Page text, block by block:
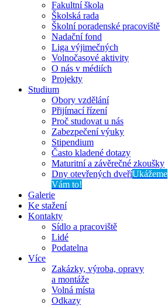
Fakultní škola
Školská rada
Školní poradenské pracoviště
Nadační fond
Liga výjimečných
Volnočasové aktivity
O nás v médiích
Projekty
Studium
Obory vzdělání
Přijímací řízení
Proč studovat u nás
Zabezpečení výuky
Stipendium
Často kladené dotazy
Maturitní a závěrečné zkoušky
Dny otevřených dveříUkážeme
Vám to!
Galerie
Ke stažení
Kontakty
Sídlo a pracoviště
Lidé
Podatelna
Více
Zakázky, výroba, opravy
a montáže
Volná místa
Odkazy